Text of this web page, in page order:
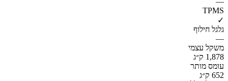
TPMS
✓
גלגל חילוף
—
משקל עצמי
1,878 ק״ג
עומס מותר
652 ק״ג